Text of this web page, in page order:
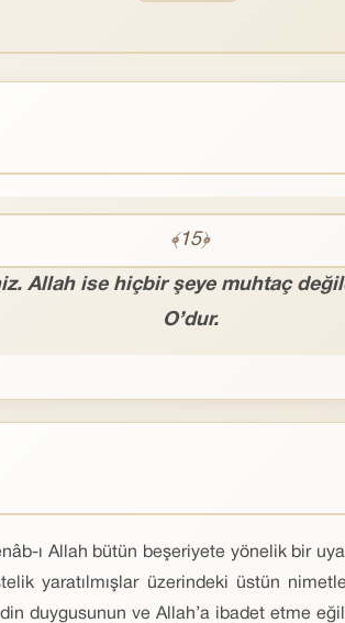
﴾15﴿
Allah ise hiçbir şeye muhtaç
O’dur.
ı Allah bütün beşeriyete yönelik bir
yaratılmışlar üzerindeki üstün
din duygusunun ve Allah’a ibadet etme